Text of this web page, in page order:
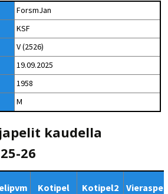
ForsmJan
KSF
V (2526)
19.09.2025
1958
M
kaudella
25-26
Kotipel Kotipel2 Vieraspel